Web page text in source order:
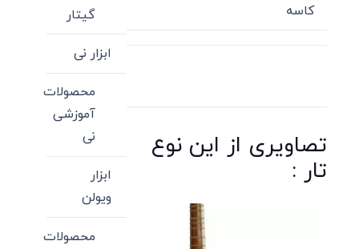
کاسه
تصاویری از این نوع
تار :
گیتار
ابزار نی
محصولات
آموزشی
نی
ابزار
ویولن
محصولات